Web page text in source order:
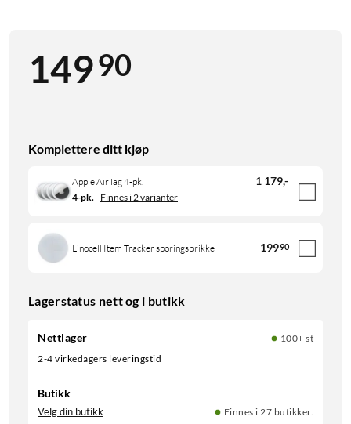
14990
Komplettere ditt kjøp
Apple AirTag 4-pk. 1 179,-
4-pk. Finnes i 2 varianter
Linocell Item Tracker sporingsbrikke 19990
Lagerstatus nett og i butikk
Nettlager
100+ st
2-4 virkedagers leveringstid
Butikk
Velg din butikk Finnes i 27 butikker.